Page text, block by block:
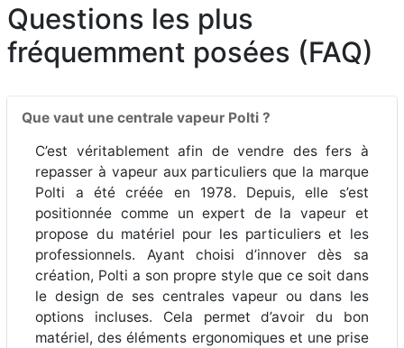
Questions les plus
fréquemment posées (FAQ)
Que vaut une centrale vapeur Polti ?
C’est véritablement afin de vendre des fers à
repasser à vapeur aux particuliers que la marque
Polti a été créée en 1978. Depuis, elle s’est
positionnée comme un expert de la vapeur et
propose du matériel pour les particuliers et les
professionnels. Ayant choisi d’innover dès sa
création, Polti a son propre style que ce soit dans
le design de ses centrales vapeur ou dans les
options incluses. Cela permet d’avoir du bon
matériel, des éléments ergonomiques et une prise